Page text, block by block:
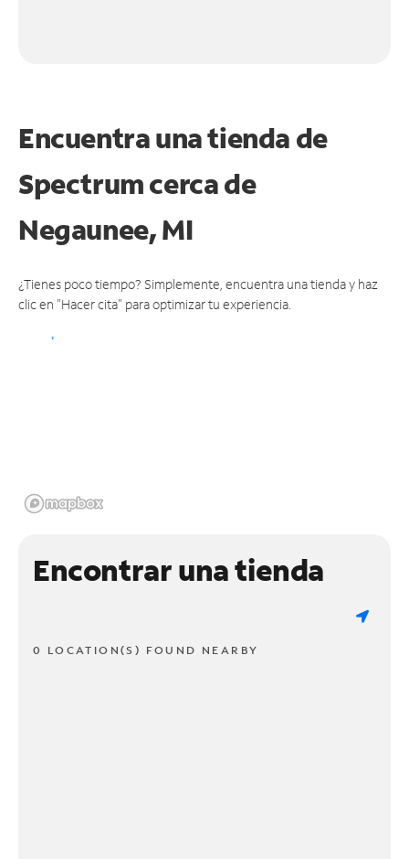
Encuentra una tienda de
Spectrumcerca de
Negaunee, MI
¿Tienes poco tiempo? Simplemente, encuentra una tienda y haz
clic en "Hacer cita" para optimizar tu experiencia.
Encontrar una tienda
0 LOCATION(S) FOUND NEARBY